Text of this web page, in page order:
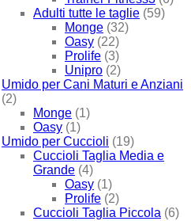
Adulti tutte le taglie (59)
Monge (32)
Oasy (22)
Prolife (3)
Unipro (2)
Umido per Cani Maturi e Anziani
(2)
Monge (1)
Oasy (1)
Umido per Cuccioli (19)
Cuccioli Taglia Media e
Grande (4)
Oasy (1)
Prolife (2)
Cuccioli Taglia Piccola (6)